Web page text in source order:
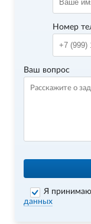
Номер
Ваш вопрос
Я
данных